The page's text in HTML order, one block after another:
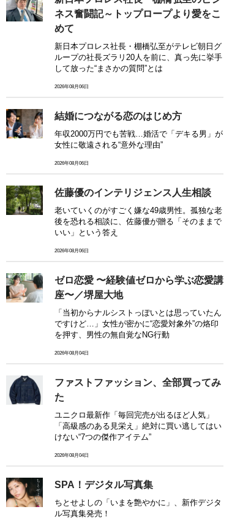
ネス奮闘記～トップロープより愛をこ
めて
新日本プロレス社長・棚橋弘至がテレビ朝日グ
ループの社長ズラリ20人を前に、真っ先に挙手
して放った“まさかの質問”とは
2026年08月06日
結婚につながる恋のはじめ方
年収2000万円でも苦戦…婚活で「デキる男」が
女性に敬遠される“意外な理由”
2026年08月06日
佐藤優のインテリジェンス人生相談
老いていくのがすごく嫌な49歳男性。孤独な老
後を恐れる相談に、佐藤優が贈る「そのままで
いい」という答え
2026年08月06日
ゼロ恋愛 〜経験値ゼロから学ぶ恋愛講
座〜／堺屋大地
「当初からナルシストっぽいとは思っていたん
ですけど…」女性が密かに“恋愛対象外”の烙印
を押す、男性の無自覚なNG行動
2026年08月04日
ファストファッション、全部買ってみ
た
ユニクロ最新作「毎回完売が出るほど人気」
「高級感のある見栄え」絶対に買い逃してはい
けない“7つの傑作アイテム”
2026年08月04日
SPA！デジタル写真集
ちとせよしの「いまを艶やかに」、新作デジタ
ル写真集発売！